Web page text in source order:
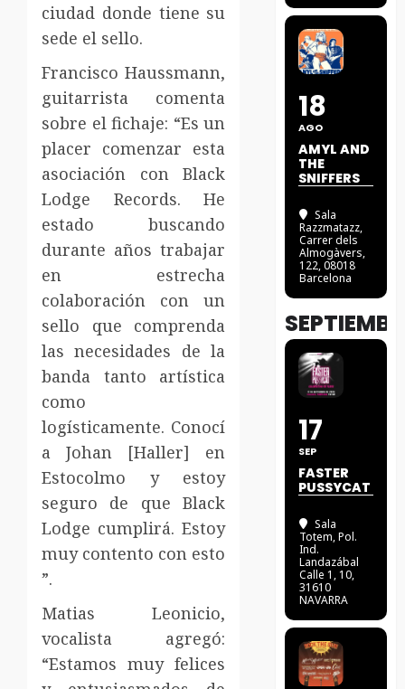
ciudad donde tiene su
sede el sello.
Francisco Haussmann,
guitarrista comenta
sobre el fichaje: “Es un
placer comenzar esta
asociación con Black
Lodge Records. He
estado buscando
durante años trabajar
en estrecha
colaboración con un
sello que comprenda
las necesidades de la
banda tanto artística
como
logísticamente. Conocí
a Johan [Haller] en
Estocolmo y estoy
seguro de que Black
Lodge cumplirá. Estoy
muy contento con esto
”.
Matias Leonicio,
vocalista agregó:
“Estamos muy felices
18
AGO
AMYL AND
THE
SNIFFERS
Sala
Razzmatazz,
Carrer dels
Almogàvers,
122, 08018
Barcelona
17
SEP
FASTER
PUSSYCAT
Sala
Totem, Pol.
Ind.
Landazábal
Calle 1, 10,
31610
NAVARRA